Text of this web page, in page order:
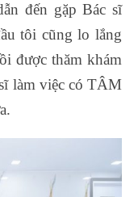
đến gặp Bác sĩ
tôi cũng lo lắng
được thăm khám
làm việc có TÂM